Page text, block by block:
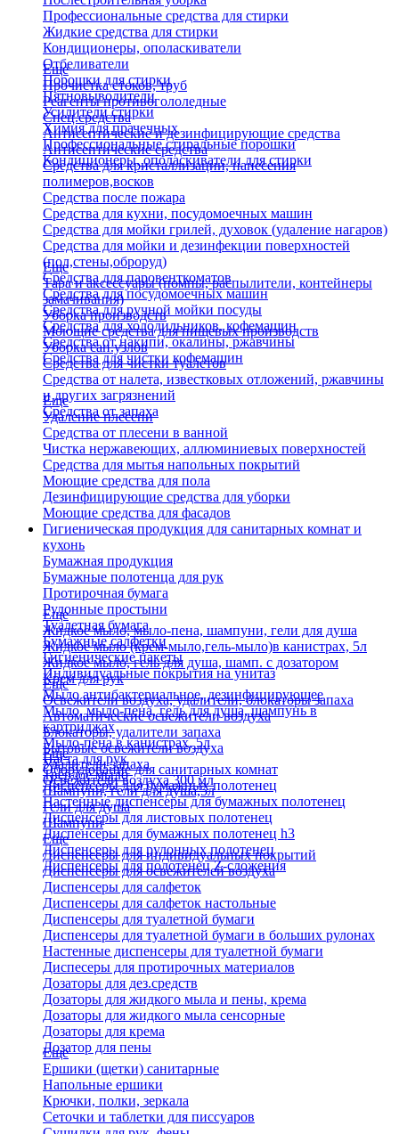
Профессиональные средства для стирки
Жидкие средства для стирки
Кондиционеры, ополаскиватели
Отбеливатели
Порошки для стирки
Пятновыводители
Усилители стирки
Химия для прачечных
Профессиональные стиральные порошки
Кондиционеры, ополаскиватели для стирки
Еще
Прочистка стоков, труб
Реагенты противогололедные
Спец.средства
Антисептические и дезинфицирующие средства
Антисептические средства
Средства для кристаллизации, нанесения
полимеров,восков
Средства после пожара
Средства для кухни, посудомоечных машин
Средства для мойки грилей, духовок (удаление нагаров)
Средства для мойки и дезинфекции поверхностей
(пол,стены,оброруд)
Средства для паровенткоматов
Средства для посудомоечных машин
Средства для ручной мойки посуды
Средства для холодильников, кофемашин
Средства от накипи, окалины, ржавчины
Средства для чистки кофемашин
Еще
Тара и аксессуары (помпы, распылители, контейнеры
замачивания)
Уборка производств
Моющие средства для пищевых производств
Уборка сан.узлов
Средства для чистки туалетов
Средства от налета, известковых отложений, ржавчины
и других загрязнений
Средства от запаха
Еще
Удаление плесени
Средства от плесени в ванной
Чистка нержавеющих, аллюминиевых поверхностей
Средства для мытья напольных покрытий
Моющие средства для пола
Дезинфицирующие средства для уборки
Моющие средства для фасадов
Гигиеническая продукция для санитарных комнат и
кухонь
Бумажная продукция
Бумажные полотенца для рук
Протирочная бумага
Рулонные простыни
Туалетная бумага
Бумажные салфетки
Гигиенические пакеты
Индивидуальные покрытия на унитаз
Еще
Жидкое мыло, мыло-пена, шампуни, гели для душа
Жидкое мыло (крем-мыло,гель-мыло)в канистрах, 5л
Жидкое мыло, гель для душа, шамп. с дозатором
Крем для рук
Мыло антибактериальное, дезинфицирующее
Мыло, мыло-пена, гель для душа, шампунь в
картриджах
Мыло-пена в канистрах, 5л
Паста для рук
Твердое мыло
Шампуни, гели для душа,5л
Гели для душа
Шампуни
Еще
Освежители воздуха, удалители, блокаторы запаха
Автоматические освежители воздуха
Блокаторы, удалители запаха
Бытовые освежители воздуха
Удалители запаха
Освежители воздуха 300 мл
Еще
Оборудование для санитарных комнат
Диспенсеры для бумажных полотенец
Настенные диспенсеры для бумажных полотенец
Диспенсеры для листовых полотенец
Диспенсеры для бумажных полотенец h3
Диспенсеры для рулонных полотенец
Диспенсеры для полотенец Z-сложения
Еще
Диспенсеры для индивидуальных покрытий
Диспенсеры для освежителей воздуха
Диспенсеры для салфеток
Диспенсеры для салфеток настольные
Диспенсеры для туалетной бумаги
Диспенсеры для туалетной бумаги в больших рулонах
Настенные диспенсеры для туалетной бумаги
Диспесеры для протирочных материалов
Дозаторы для дез.средств
Дозаторы для жидкого мыла и пены, крема
Дозаторы для жидкого мыла сенсорные
Дозаторы для крема
Дозатор для пены
Еще
Ершики (щетки) санитарные
Напольные ершики
Крючки, полки, зеркала
Сеточки и таблетки для писсуаров